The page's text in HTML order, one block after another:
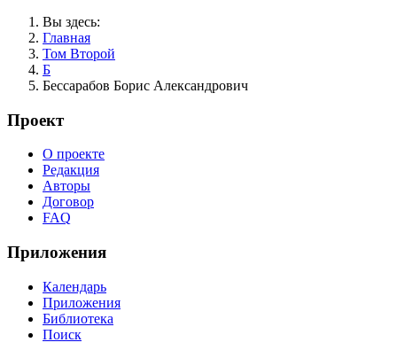
Вы здесь:
Главная
Том Второй
Б
Бессарабов Борис Александрович
Проект
О проекте
Редакция
Авторы
Договор
FAQ
Приложения
Календарь
Приложения
Библиотека
Поиск